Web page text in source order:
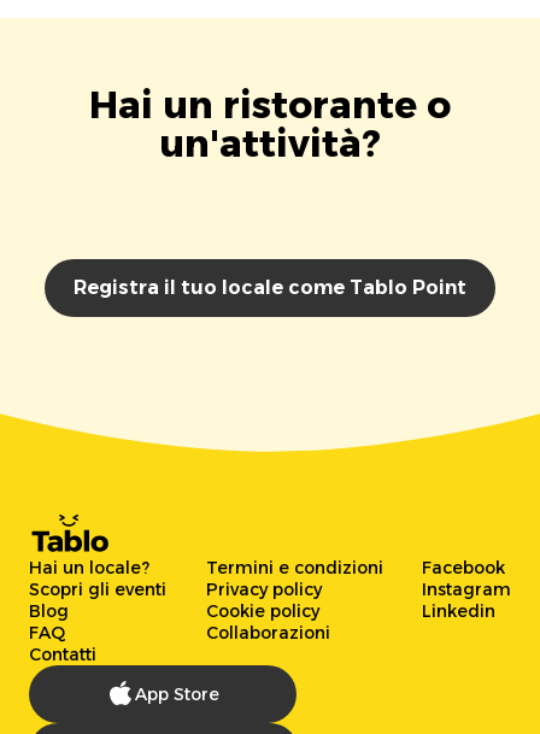
Hai un ristorante o
un'attività?
Registra il tuo locale come Tablo Point
Hai un locale?
Scopri gli eventi
Blog
FAQ
Contatti
Termini e condizioni
Privacy policy
Cookie policy
Collaborazioni
Facebook
Instagram
Linkedin
App Store